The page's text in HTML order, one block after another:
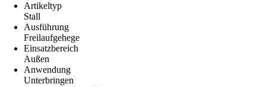
Artikeltyp
Stall
Ausführung
Freilaufgehege
Einsatzbereich
Außen
Anwendung
Unterbringen